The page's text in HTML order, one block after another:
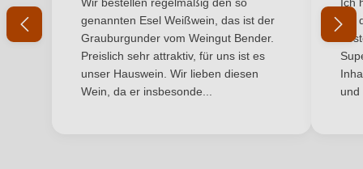
Inhalt 0,75 L
Jahrgang 2021
Italien
Ihr Passwort
Ich habe mein Passwort vergessen
genannten Esel Weißwein, das ist der
Grauburgunder vom Weingut Bender.
Preislich sehr attraktiv, für uns ist es
unser Hauswein. Wir lieben diesen
Wein, da er insbesonde...
mit
und